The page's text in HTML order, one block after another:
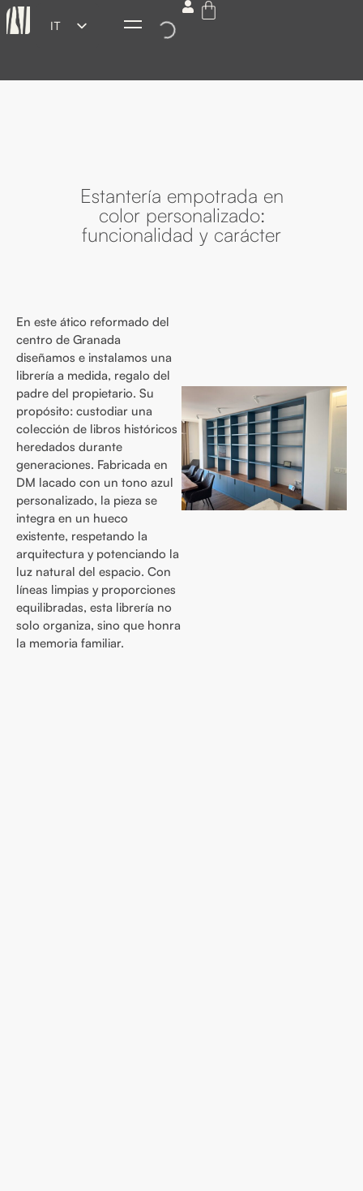
IT
EN
Estantería empotrada en
color personalizado:
funcionalidad y carácter
En este ático reformado del
centro de Granada
diseñamos e instalamos una
librería a medida, regalo del
padre del propietario. Su
propósito: custodiar una
colección de libros históricos
heredados durante
generaciones. Fabricada en
DM lacado con un tono azul
personalizado, la pieza se
integra en un hueco
existente, respetando la
arquitectura y potenciando la
luz natural del espacio. Con
líneas limpias y proporciones
equilibradas, esta librería no
solo organiza, sino que honra
la memoria familiar.